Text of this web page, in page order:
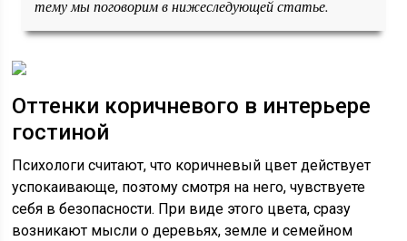
тему мы поговорим в нижеследующей статье.
Оттенки коричневого в интерьере
гостиной
Психологи считают, что коричневый цвет действует
успокаивающе, поэтому смотря на него, чувствуете
себя в безопасности. При виде этого цвета, сразу
возникают мысли о деревьях, земле и семейном